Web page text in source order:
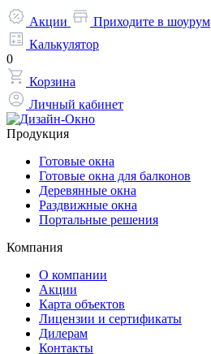
Акции
Приходите в шоурум
Калькулятор
0
Корзина
Личный кабинет
Продукция
Готовые окна
Готовые окна для балконов
Деревянные окна
Раздвижные окна
Портальные решения
Компания
О компании
Акции
Карта объектов
Лицензии и сертификаты
Дилерам
Контакты